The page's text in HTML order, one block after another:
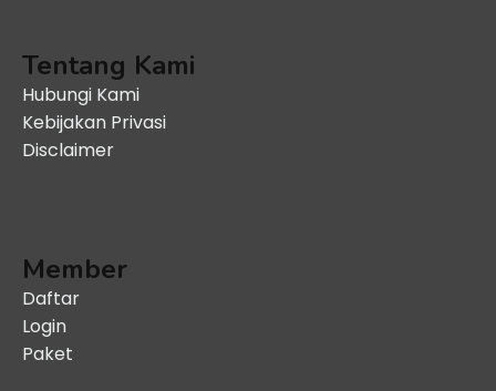
Tentang Kami
Hubungi Kami
Kebijakan Privasi
Disclaimer
Member
Daftar
Login
Paket